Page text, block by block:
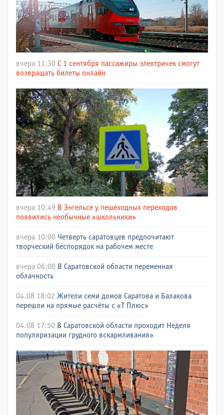
вчера 11:30 С 1 сентября пассажиры электричек смогут
возвращать билеты онлайн
вчера 10:49 В Энгельсе у пешеходных переходов
появились необычные «школьники»
вчера 10:00 Четверть саратовцев предпочитают
творческий беспорядок на рабочем месте
вчера 06:00 В Саратовской области переменная
облачность
04.08 18:02 Жители семи домов Саратова и Балакова
перешли на прямые расчёты с «Т Плюс»
04.08 17:50 В Саратовской области проходит Неделя
популяризации грудного вскармливания»